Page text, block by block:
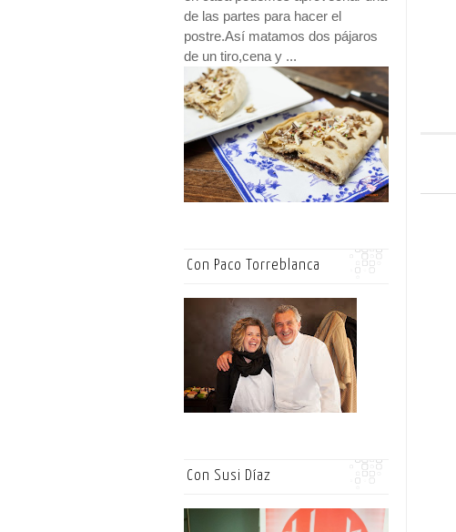
de las partes para hacer el
postre.Así matamos dos pájaros
de un tiro,cena y ...
Con Paco Torreblanca
Con Susi Díaz